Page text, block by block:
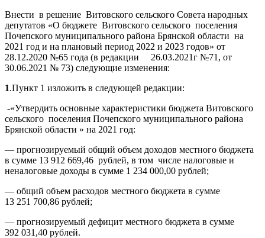
Внести в решение Витовского сельского Совета народных
депутатов «О бюджете Витовского сельского поселения
Почепского муниципального района Брянской области на
2021 год и на плановый период 2022 и 2023 годов» от
28.12.2020 №65 года (в редакции 26.03.2021г №71, от
30.06.2021 № 73) следующие изменения:
1.Пункт 1 изложить в следующей редакции:
-«Утвердить основные характеристики бюджета Витовского
сельского поселения Почепского муниципального района
Брянской области » на 2021 год:
— прогнозируемый общий объем доходов местного бюджета
в сумме 13 912 669,46 рублей, в том числе налоговые и
неналоговые доходы в сумме 1 234 000,00 рублей;
— общий объем расходов местного бюджета в сумме
13 251 700,86 рублей;
— прогнозируемый дефицит местного бюджета в сумме
392 031,40 рублей.